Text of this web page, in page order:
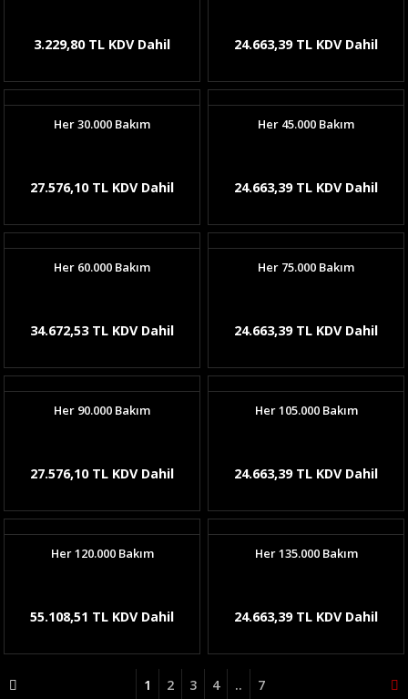
3.229,80 TL KDV Dahil 24.663,39 TL KDV Dahil
Her 30.000 Bakım
27.576,10 TL KDV Dahil
Her 45.000 Bakım
24.663,39 TL KDV Dahil
Her 60.000 Bakım
34.672,53 TL KDV Dahil
Her 75.000 Bakım
24.663,39 TL KDV Dahil
Her 90.000 Bakım
27.576,10 TL KDV Dahil
Her 105.000 Bakım
24.663,39 TL KDV Dahil
Her 120.000 Bakım
55.108,51 TL KDV Dahil
Her 135.000 Bakım
24.663,39 TL KDV Dahil
1 2 3 4 .. 7